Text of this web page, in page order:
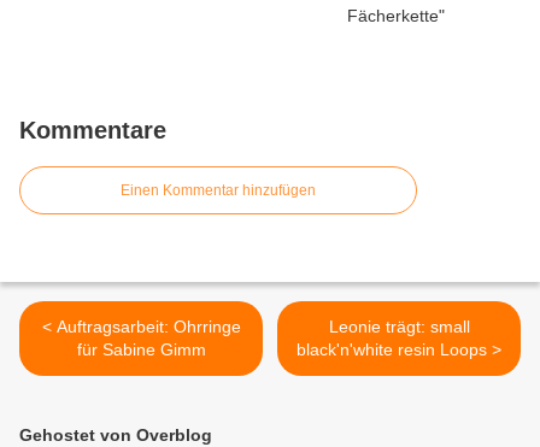
Kommentare
Einen Kommentar hinzufügen
< Auftragsarbeit: Ohrringe
für Sabine Gimm
Leonie trägt: small
black'n'white resin Loops >
Gehostet von Overblog